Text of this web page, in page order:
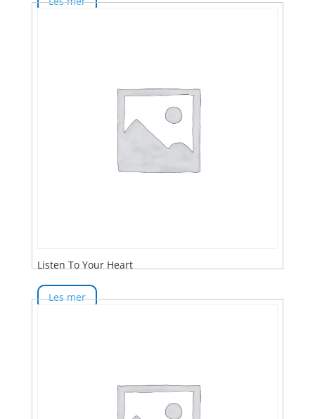
Listen To Your Heart
Les mer